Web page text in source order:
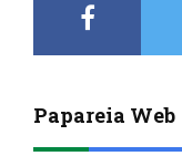
Papareia Web